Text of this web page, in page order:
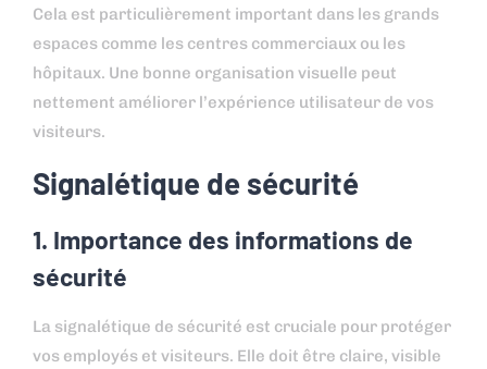
Cela est particulièrement important dans les grands
espaces comme les centres commerciaux ou les
hôpitaux. Une bonne organisation visuelle peut
nettement améliorer l’expérience utilisateur de vos
visiteurs.
Signalétique de sécurité
1. Importance des informations de
sécurité
La signalétique de sécurité est cruciale pour protéger
vos employés et visiteurs. Elle doit être claire, visible